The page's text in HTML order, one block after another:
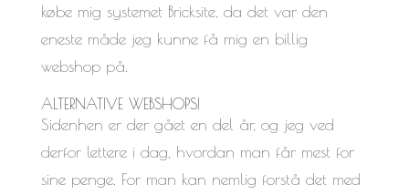
købe mig systemet Bricksite, da det var den
eneste måde jeg kunne få mig en billig
webshop på.
ALTERNATIVE WEBSHOPS!
Sidenhen er der gået en del år, og jeg ved
derfor lettere i dag, hvordan man får mest for
sine penge. For man kan nemlig forstå det med